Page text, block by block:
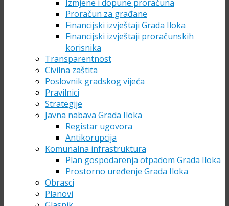
Izmjene i dopune proračuna
Proračun za građane
Financijski izvještaji Grada Iloka
Financijski izvještaji proračunskih
korisnika
Transparentnost
Civilna zaštita
Poslovnik gradskog vijeća
Pravilnici
Strategije
Javna nabava Grada Iloka
Registar ugovora
Antikorupcija
Komunalna infrastruktura
Plan gospodarenja otpadom Grada Iloka
Prostorno uređenje Grada Iloka
Obrasci
Planovi